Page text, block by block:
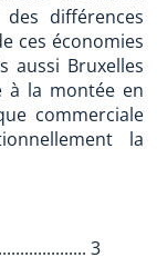
différences
ces économies
aussi Bruxelles
à la montée en
commerciale
la
3